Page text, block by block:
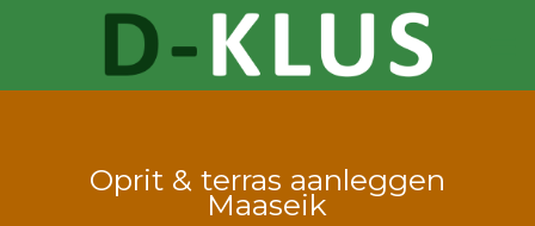
Oprit & terras aanleggen
Maaseik